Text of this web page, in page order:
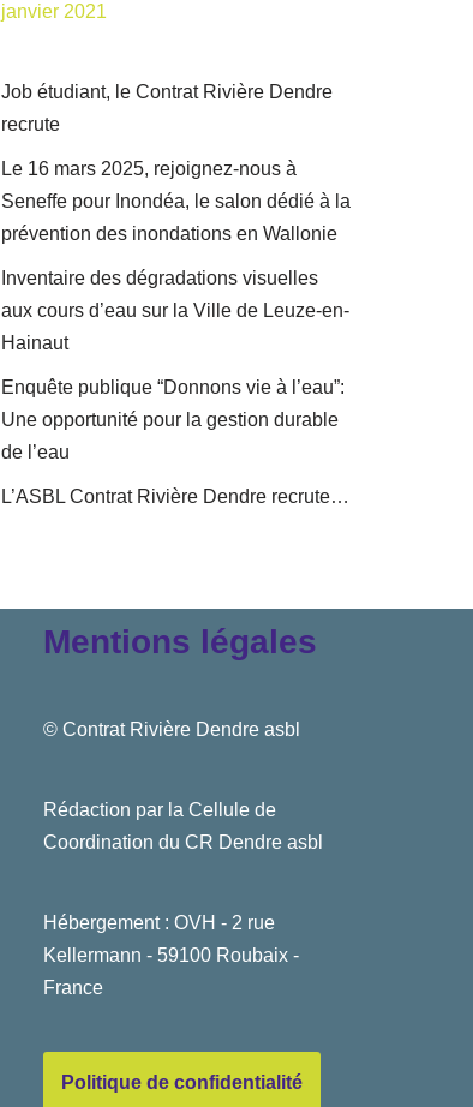
janvier 2021
Job étudiant, le Contrat Rivière Dendre
recrute
Le 16 mars 2025, rejoignez-nous à
Seneffe pour Inondéa, le salon dédié à la
prévention des inondations en Wallonie
Inventaire des dégradations visuelles
aux cours d’eau sur la Ville de Leuze-en-
Hainaut
Enquête publique “Donnons vie à l’eau”:
Une opportunité pour la gestion durable
de l’eau
L’ASBL Contrat Rivière Dendre recrute…
Mentions légales
© Contrat Rivière Dendre asbl
Rédaction par la Cellule de
Coordination du CR Dendre asbl
Hébergement : OVH - 2 rue
Kellermann - 59100 Roubaix -
France
Politique de confidentialité